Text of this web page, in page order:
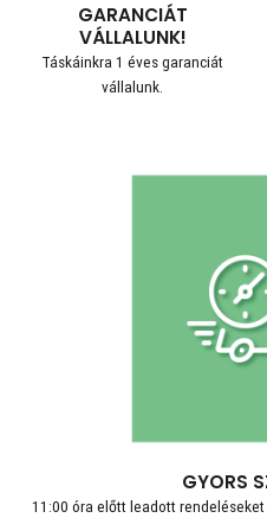
GARANCIÁT
VÁLLALUNK!
Táskáinkra 1 éves garanciát
vállalunk.
GYORS
11:00 óra előtt leadott